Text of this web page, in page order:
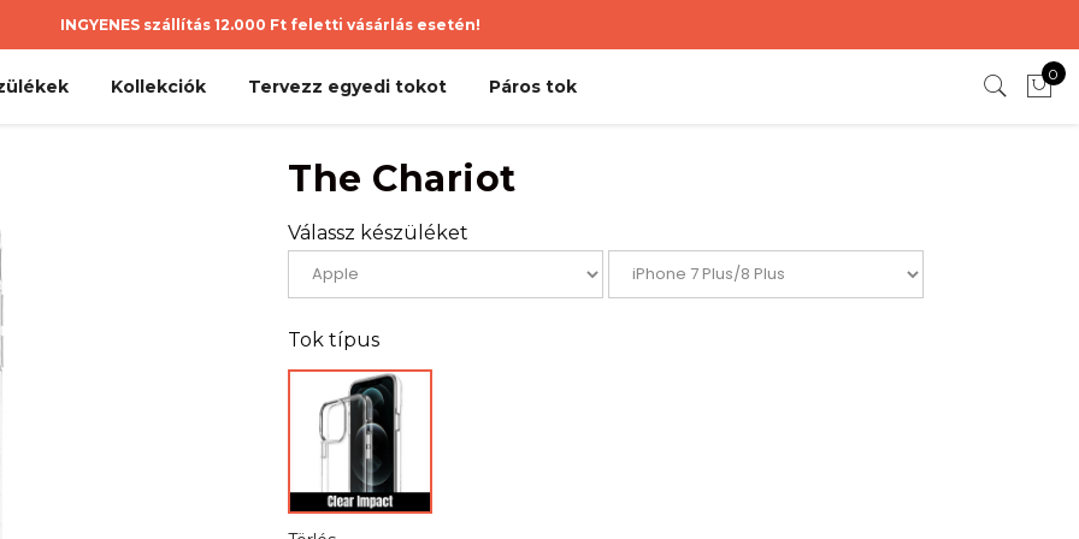
INGYENES szállítás 12.000 Ft feletti vásárlás esetén!
Kollekciók Tervezz egyedi tokot Páros tok
0
The Chariot
Válassz készüléket
Tok típus